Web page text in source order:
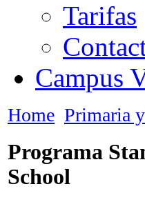
Tarifas
Campus
Home Primaria
Programa
School